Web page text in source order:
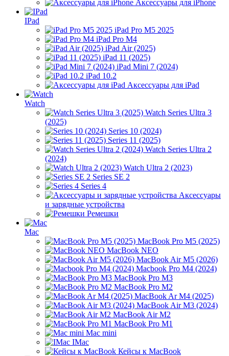
Аксессуары для iPhone
IPad
iPad Pro M5 2025
iPad Pro M4
iPad Air (2025)
iPad 11 (2025)
iPad Mini 7 (2024)
iPad 10.2
Аксессуары для iPad
Watch
Watch Series Ultra 3
(2025)
Series 10 (2024)
Series 11 (2025)
Watch Series Ultra 2
(2024)
Watch Ultra 2 (2023)
Series SE 2
Series 4
Аксессуары
и зарядные устройства
Ремешки
Mac
MacBook Pro M5 (2025)
MacBook NEO
MacBook Air M5 (2026)
Macbook Pro M4 (2024)
MacBook Pro M3
MacBook Pro M2
MacBook Ar M4 (2025)
MacBook Air M3 (2024)
MacBook Air M2
MacBook Pro M1
Mac mini
IMac
Кейсы к MacBook